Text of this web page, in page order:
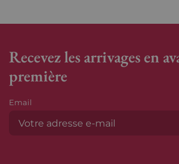
Recevez les arrivages en
première
Email